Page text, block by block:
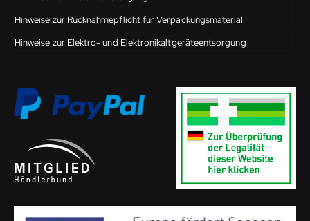
Hinweise zur Rücknahmepflicht für Verpackungsmaterial
Hinweise zur Elektro- und Elektronikaltgeräteentsorgung